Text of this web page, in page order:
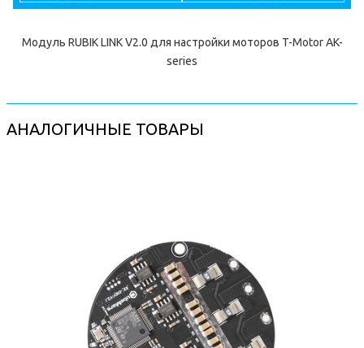
Модуль RUBIK LINK V2.0 для настройки моторов T-Motor AK-
series
АНАЛОГИЧНЫЕ ТОВАРЫ